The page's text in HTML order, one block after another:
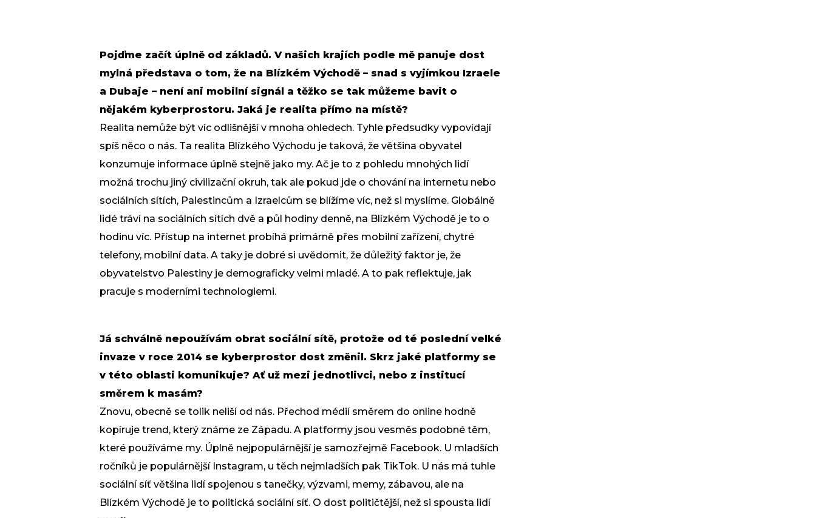
Pojďme začít úplně od základů. V našich krajích podle mě panuje dost
mylná představa o tom, že na Blízkém Východě – snad s vyjímkou Izraele
a Dubaje – není ani mobilní signál a těžko se tak můžeme bavit o
nějakém kyberprostoru. Jaká je realita přímo na místě?
Realita nemůže být víc odlišnější v mnoha ohledech. Tyhle předsudky vypovídají
spíš něco o nás. Ta realita Blízkého Východu je taková, že většina obyvatel
konzumuje informace úplně stejně jako my. Ač je to z pohledu mnohých lidí
možná trochu jiný civilizační okruh, tak ale pokud jde o chování na internetu nebo
sociálních sítích, Palestincům a Izraelcům se blížíme víc, než si myslíme. Globálně
lidé tráví na sociálních sítích dvě a půl hodiny denně, na Blízkém Východě je to o
hodinu víc. Přístup na internet probíhá primárně přes mobilní zařízení, chytré
telefony, mobilní data. A taky je dobré si uvědomit, že důležitý faktor je, že
obyvatelstvo Palestiny je demograficky velmi mladé. A to pak reflektuje, jak
pracuje s moderními technologiemi.
Já schválně nepoužívám obrat sociální sítě, protože od té poslední velké
invaze v roce 2014 se kyberprostor dost změnil. Skrz jaké platformy se
v této oblasti komunikuje? Ať už mezi jednotlivci, nebo z institucí
směrem k masám?
Znovu, obecně se tolik neliší od nás. Přechod médií směrem do online hodně
kopíruje trend, který známe ze Západu. A platformy jsou vesměs podobné těm,
které používáme my. Úplně nejpopulárnější je samozřejmě Facebook. U mladších
ročníků je populárnější Instagram, u těch nejmladších pak TikTok. U nás má tuhle
sociální síť většina lidí spojenou s tanečky, výzvami, memy, zábavou, ale na
Blízkém Východě je to politická sociální síť. O dost političtější, než si spousta lidí